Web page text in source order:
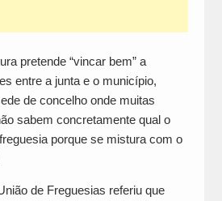
pretende “vincar bem” a
entre a junta e o município,
de concelho onde muitas
sabem concretamente qual o
porque se mistura com o
de Freguesias referiu que